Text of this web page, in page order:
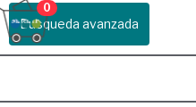
Busqueda avanzada
0